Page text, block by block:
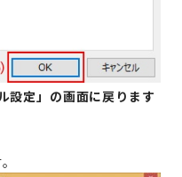
設定」の画面に戻ります